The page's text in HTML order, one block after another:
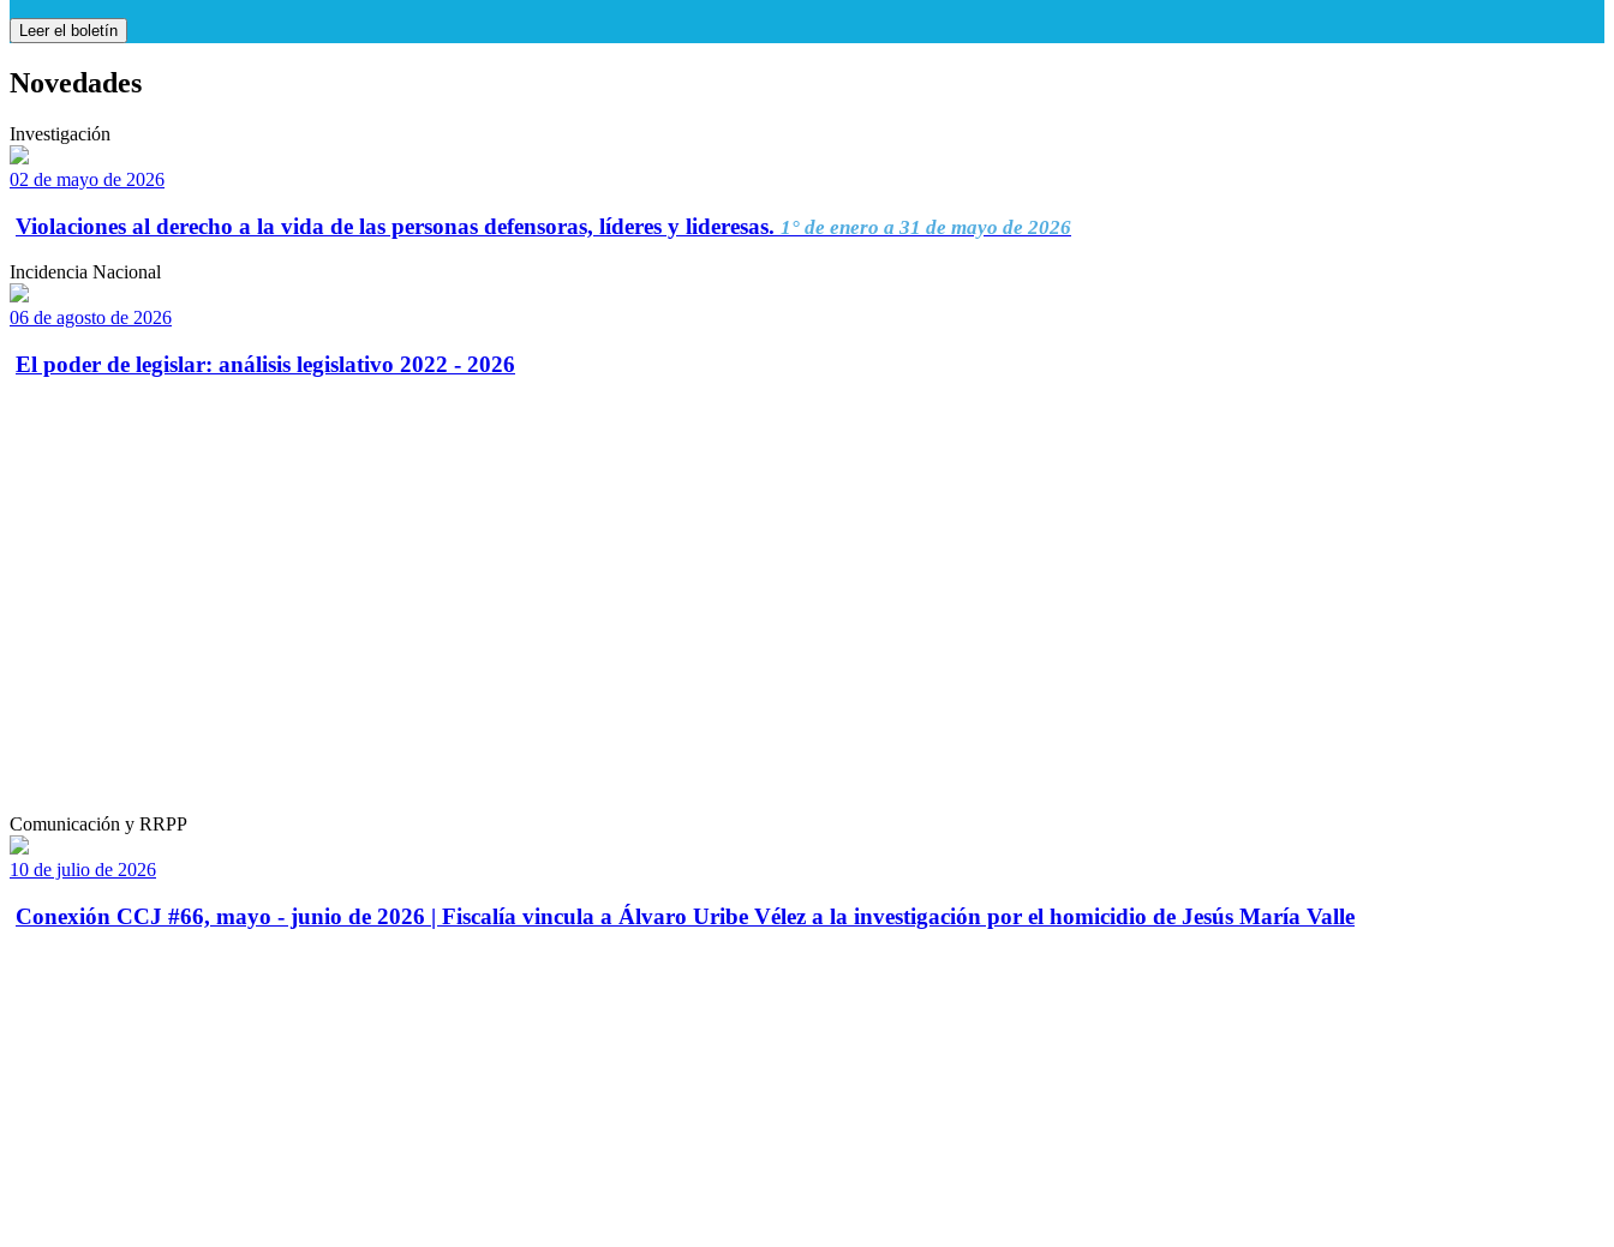
Leer el boletín
Novedades
Investigación
02 de mayo de 2026
Violaciones al derecho a la vida de las personas defensoras, líderes y lideresas. 1° de enero a 31 de mayo de 2026
Incidencia Nacional
06 de agosto de 2026
El poder de legislar: análisis legislativo 2022 - 2026
Comunicación y RRPP
10 de julio de 2026
Conexión CCJ #66, mayo - junio de 2026 | Fiscalía vincula a Álvaro Uribe Vélez a la investigación por el homicidio de Jesús María Valle